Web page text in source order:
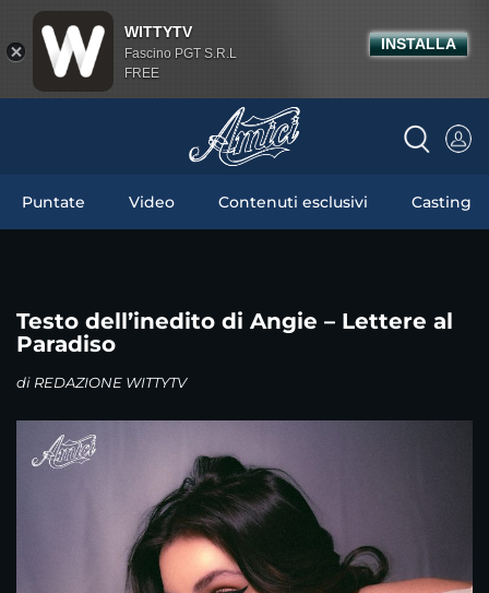
Puntate Video Contenuti esclusivi Casting
Testo dell’inedito di Angie – Lettere al
Paradiso
di REDAZIONE WITTYTV
WITTYTV
Fascino PGT S.R.L
FREE
INSTALLA